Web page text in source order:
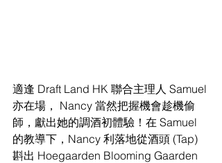
適逢 Draft Land HK 聯合主理人 Samuel
亦在場， Nancy 當然把握機會趁機偷
師，獻出她的調酒初體驗！在 Samuel
的教導下，Nancy 利落地從酒頭 (Tap)
斟出 Hoegaarden Blooming Gaarden